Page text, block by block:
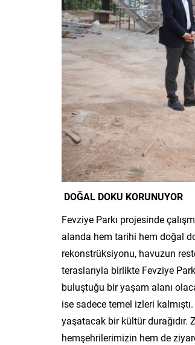
DOĞAL DOKU KORUNUYOR
Fevziye Parkı projesinde
alanda hem tarihi hem doğal
rekonstrüksiyonu, havuzun
teraslarıyla birlikte Fevziye
buluştuğu bir yaşam alanı
ise sadece temel izleri
yaşatacak bir kültür durağıdır.
hemşehrilerimizin hem de